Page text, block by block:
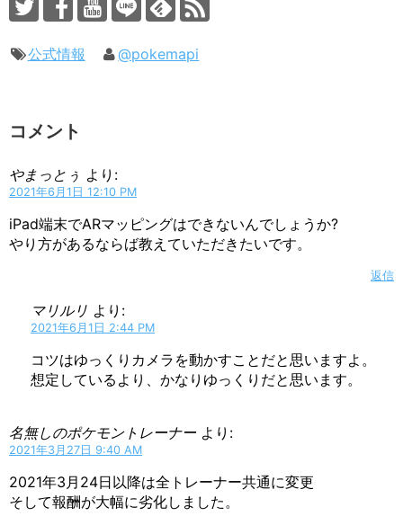
公式情報 @pokemapi
コメント
やまっとぅ より:
2021年6月1日 12:10 PM
iPad端末でARマッピングはできないんでしょうか?
やり方があるならば教えていただきたいです。
返信
マリルリ より:
2021年6月1日 2:44 PM
コツはゆっくりカメラを動かすことだと思いますよ。
想定しているより、かなりゆっくりだと思います。
名無しのポケモントレーナー より:
2021年3月27日 9:40 AM
2021年3月24日以降は全トレーナー共通に変更
そして報酬が大幅に劣化しました。